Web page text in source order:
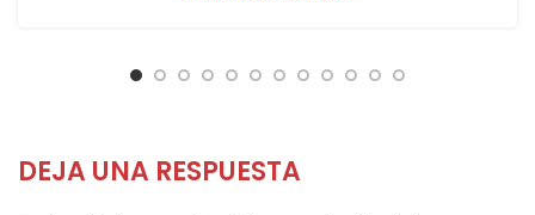
DEJA UNA RESPUESTA